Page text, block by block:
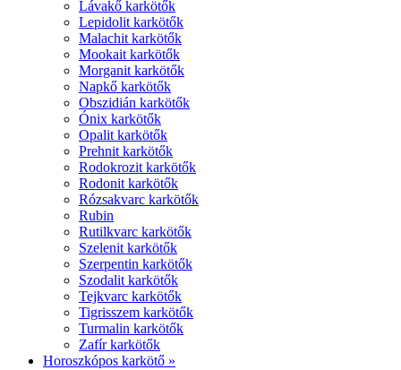
Lávakő karkötők
Lepidolit karkötők
Malachit karkötők
Mookait karkötők
Morganit karkötők
Napkő karkötők
Obszidián karkötők
Ónix karkötők
Opalit karkötők
Prehnit karkötők
Rodokrozit karkötők
Rodonit karkötők
Rózsakvarc karkötők
Rubin
Rutilkvarc karkötők
Szelenit karkötők
Szerpentin karkötők
Szodalit karkötők
Tejkvarc karkötők
Tigrisszem karkötők
Turmalin karkötők
Zafír karkötők
Horoszkópos karkötő »